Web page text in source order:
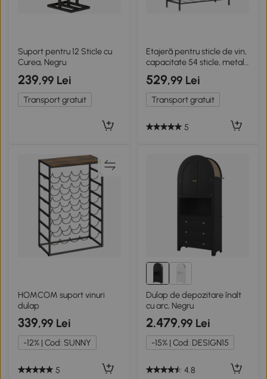
Suport pentru 12 Sticle cu
Curea, Negru
239,99 Lei
Transport gratuit
Etajeră pentru sticle de vin,
capacitate 54 sticle, metal
negru, ideală pentru crame
529,99 Lei
Transport gratuit
5
HOMCOM suport vinuri
dulap
339,99 Lei
-12% | Cod: SUNNY
5
Dulap de depozitare înalt
cu arc, Negru
2.479,99 Lei
-15% | Cod: DESIGN15
4.8